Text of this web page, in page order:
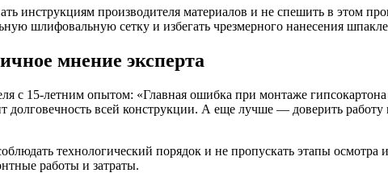
инструкциям производителя материалов и не спешить в этом
шлифовальную сетку и избегать чрезмерного нанесения
мнение эксперта
с 15-летним опытом: «Главная ошибка при монтаже
долговечность всей конструкции. А еще лучше — доверить
технологический порядок и не пропускать этапы
работы и затраты.